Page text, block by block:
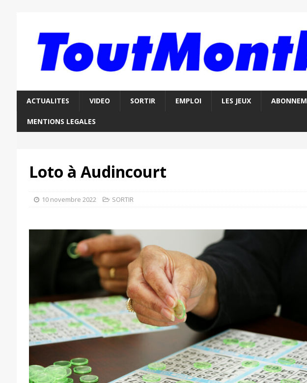
ACTUALITES VIDEO SORTIR EMPLOI LES JEUX
MENTIONS LEGALES
Loto à Audincourt
10 novembre 2022 SORTIR